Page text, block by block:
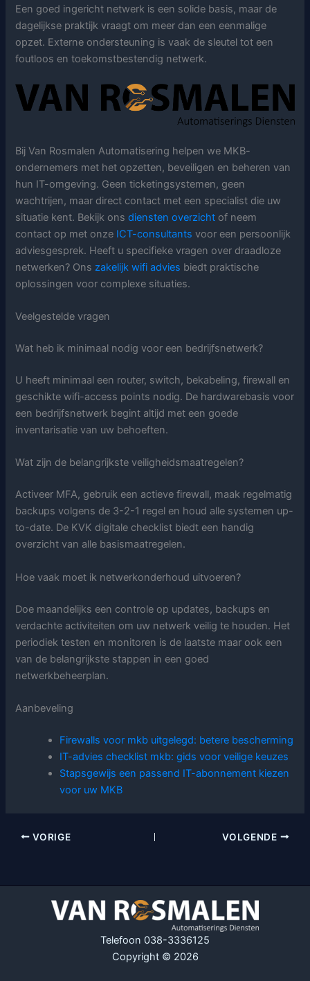
Een goed ingericht netwerk is een solide basis, maar de
dagelijkse praktijk vraagt om meer dan een eenmalige
opzet. Externe ondersteuning is vaak de sleutel tot een
foutloos en toekomstbestendig netwerk.
Bij Van Rosmalen Automatisering helpen we MKB-
ondernemers met het opzetten, beveiligen en beheren van
hun IT-omgeving. Geen ticketingsystemen, geen
wachtrijen, maar direct contact met een specialist die uw
situatie kent. Bekijk onsdiensten overzicht of neem
contact op met onze ICT-consultants voor een persoonlijk
adviesgesprek. Heeft u specifieke vragen over draadloze
netwerken? Onszakelijk wifi advies biedt praktische
oplossingen voor complexe situaties.
Veelgestelde vragen
Wat heb ik minimaal nodig voor een bedrijfsnetwerk?
U heeft minimaal een router, switch, bekabeling, firewall en
geschikte wifi-access points nodig. De hardwarebasis voor
een bedrijfsnetwerk begint altijd met een goede
inventarisatie van uw behoeften.
Wat zijn de belangrijkste veiligheidsmaatregelen?
Activeer MFA, gebruik een actieve firewall, maak regelmatig
backups volgens de 3-2-1 regel en houd alle systemen up-
to-date. De KVK digitale checklist biedt een handig
overzicht van alle basismaatregelen.
Hoe vaak moet ik netwerkonderhoud uitvoeren?
Doe maandelijks een controle op updates, backups en
verdachte activiteiten om uw netwerk veilig te houden. Het
periodiek testen en monitoren is de laatste maar ook een
van de belangrijkste stappen in een goed
netwerkbeheerplan.
Aanbeveling
Firewalls voor mkb uitgelegd: betere bescherming
IT-advies checklist mkb: gids voor veilige keuzes
Stapsgewijs een passend IT-abonnement kiezen
voor uw MKB
VORIGE VOLGENDE
Telefoon 038-3336125
Copyright © 2026